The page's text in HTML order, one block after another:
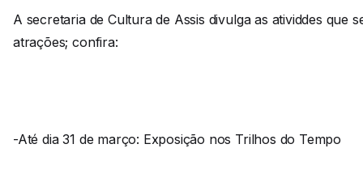
A secretaria de Cultura de Assis divulga as atividdes que
atrações; confira:
-Até dia 31 de março: Exposição nos Trilhos do Tempo